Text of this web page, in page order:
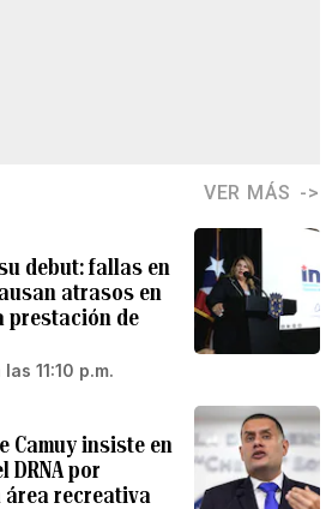
VER MÁS
debut: fallas en
atrasos en
prestación de
11:10 p.m.
Camuy insiste en
DRNA por
recreativa